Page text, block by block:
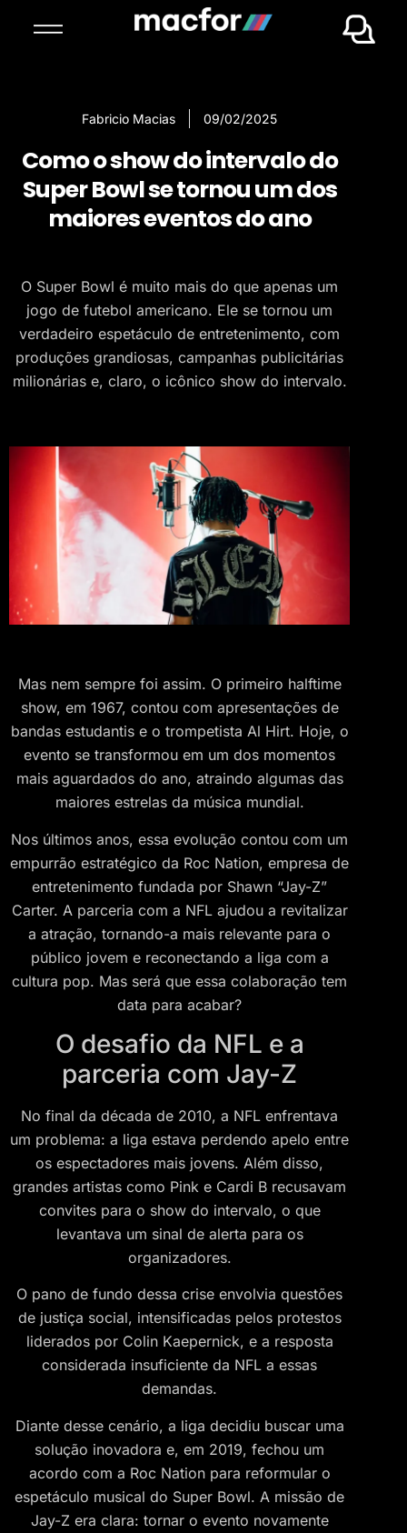
Fabricio Macias 09/02/2025
Como o show do intervalo do
Super Bowl se tornou um dos
maiores eventos do ano
O Super Bowl é muito mais do que apenas um
jogo de futebol americano. Ele se tornou um
verdadeiro espetáculo de entretenimento, com
produções grandiosas, campanhas publicitárias
milionárias e, claro, o icônico show do intervalo.
Mas nem sempre foi assim. O primeiro halftime
show, em 1967, contou com apresentações de
bandas estudantis e o trompetista Al Hirt. Hoje, o
evento se transformou em um dos momentos
mais aguardados do ano, atraindo algumas das
maiores estrelas da música mundial.
Nos últimos anos, essa evolução contou com um
empurrão estratégico da Roc Nation, empresa de
entretenimento fundada por Shawn “Jay-Z”
Carter. A parceria com a NFL ajudou a revitalizar
a atração, tornando-a mais relevante para o
público jovem e reconectando a liga com a
cultura pop. Mas será que essa colaboração tem
data para acabar?
O desafio da NFL e a
parceria com Jay-Z
No final da década de 2010, a NFL enfrentava
um problema: a liga estava perdendo apelo entre
os espectadores mais jovens. Além disso,
grandes artistas como Pink e Cardi B recusavam
convites para o show do intervalo, o que
levantava um sinal de alerta para os
organizadores.
O pano de fundo dessa crise envolvia questões
de justiça social, intensificadas pelos protestos
liderados por Colin Kaepernick, e a resposta
considerada insuficiente da NFL a essas
demandas.
Diante desse cenário, a liga decidiu buscar uma
solução inovadora e, em 2019, fechou um
acordo com a Roc Nation para reformular o
espetáculo musical do Super Bowl. A missão de
Jay-Z era clara: tornar o evento novamente